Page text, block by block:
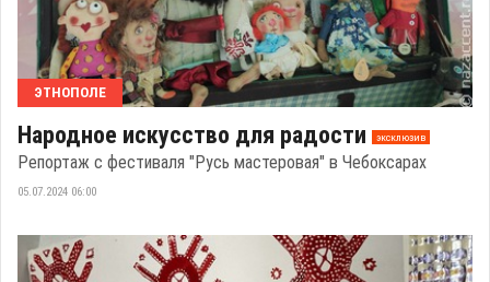
ЭТНОПОЛЕ
Народное искусство для радости эксклюзив
Репортаж с фестиваля "Русь мастеровая" в Чебоксарах
05.07.2024 06:00